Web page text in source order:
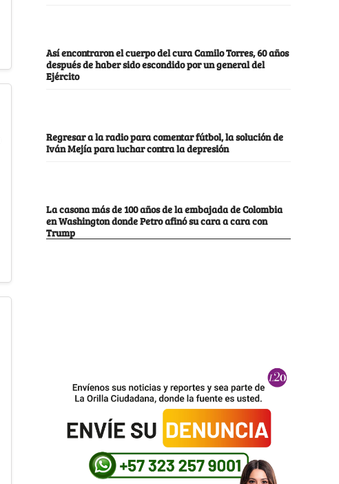
Así encontraron el cuerpo del cura Camilo Torres, 60 años
después de haber sido escondido por un general del
Ejército
Regresar a la radio para comentar fútbol, la solución de
Iván Mejía para luchar contra la depresión
La casona más de 100 años de la embajada de Colombia
en Washington donde Petro afinó su cara a cara con
Trump